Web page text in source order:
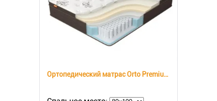
Ортопедический матрас Orto Premium Soft